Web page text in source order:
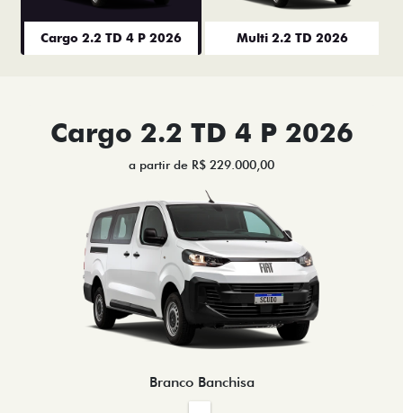
Cargo 2.2 TD 4 P 2026 Multi 2.2 TD 2026
Cargo 2.2 TD 4 P 2026
a partir de R$ 229.000,00
Branco Banchisa